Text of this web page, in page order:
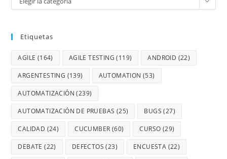
Etiquetas
AGILE (164) AGILE TESTING (119) ANDROID (22)
ARGENTESTING (139) AUTOMATION (53)
AUTOMATIZACIÓN (239)
AUTOMATIZACIÓN DE PRUEBAS (25) BUGS (27)
CALIDAD (24) CUCUMBER (60) CURSO (29)
DEBATE (22) DEFECTOS (23) ENCUESTA (22)